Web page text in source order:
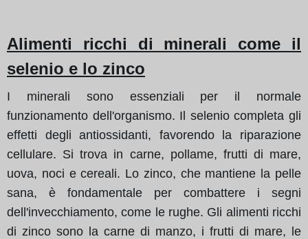
Alimenti ricchi di minerali come il
selenio e lo zinco
I minerali sono essenziali per il normale
funzionamento dell'organismo. Il selenio completa gli
effetti degli antiossidanti, favorendo la riparazione
cellulare. Si trova in carne, pollame, frutti di mare,
uova, noci e cereali. Lo zinco, che mantiene la pelle
sana, è fondamentale per combattere i segni
dell'invecchiamento, come le rughe. Gli alimenti ricchi
di zinco sono la carne di manzo, i frutti di mare, le